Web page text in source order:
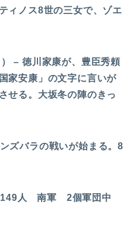
ィノス8世の三女で、ゾエ
– 徳川家康が、豊臣秀頼
家安康」の文字に言いが
せる。大坂冬の陣のきっ
ズバラの戦いが始まる。8
人 南軍 2個軍団中